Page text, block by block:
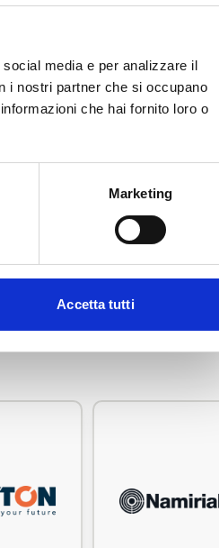
media e per analizzare il
i nostri partner che si occupano
che hai fornito loro o
Marketing
Accetta tutti
ASSOCIATI SUBITO